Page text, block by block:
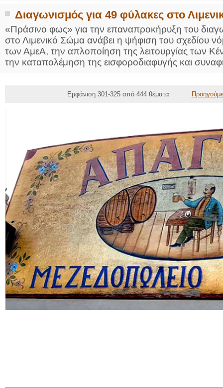
Διαγωνισμός για 49 φύλακες στο
«Πράσινο φως» για την επαναπροκήρυξη του
στο Λιμενικό Σώμα ανάβει η ψήφιση του σχεδίου
των ΑμεΑ, την απλοποίηση της λειτουργίας των
την καταπολέμηση της εισφοροδιαφυγής και
Εμφάνιση 301-325 από 444 θέματα